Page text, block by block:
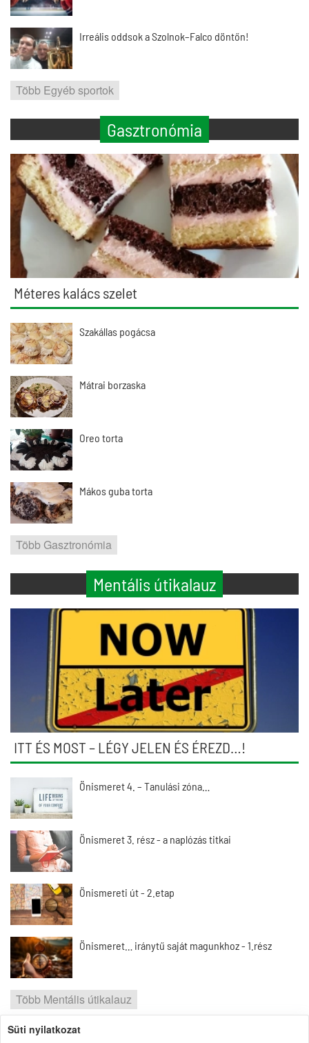
Irreális oddsok a Szolnok–Falco döntőn!
Több Egyéb sportok
Gasztronómia
Méteres kalács szelet
Szakállas pogácsa
Mátrai borzaska
Oreo torta
Mákos guba torta
Több Gasztronómia
Mentális útikalauz
ITT ÉS MOST – LÉGY JELEN ÉS ÉREZD…!
Önismeret 4. – Tanulási zóna…
Önismeret 3. rész - a naplózás titkai
Önismereti út - 2.etap
Önismeret… iránytű saját magunkhoz - 1.rész
Több Mentális útikalauz
Süti nyilatkozat